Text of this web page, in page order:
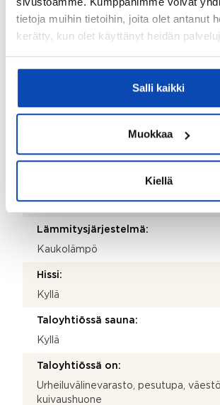
tietoja muihin tietoihin, joita olet antanut
kerätty, kun olet käyttänyt heidän
Salli kaikki
Muokkaa
Kiellä
Isännöitsijäntodistuksen
30.06.2026
1978
Rakennus- ja pintamateriaalit:
Elementtitalo
Tasakatto
Huopa
Lämmitysjärjestelmä:
Kaukolämpö
Hissi:
Kyllä
Taloyhtiössä sauna:
Kyllä
Taloyhtiössä on:
Urheiluvälinevarasto, pesutupa,
kuivaushuone